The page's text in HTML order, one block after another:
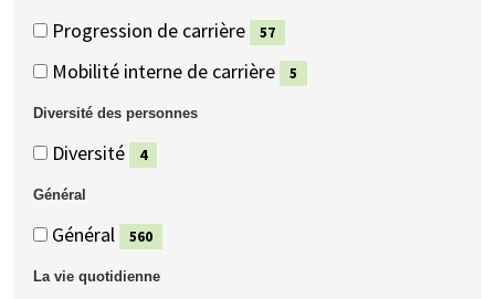
entretiens
d'embauche
entretiens
d'embauche
Développement
de
Développement
de
Progression de carrière
(57
57
Mobilité interne de carrière
(5
5
Diversité des personnes
Diversité
des
Diversité
des
Diversité
(4
4
Général
Général
Général
Général
(560
560
La vie quotidienne